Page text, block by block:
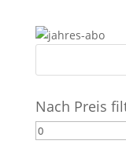
Nach Preis
Min.